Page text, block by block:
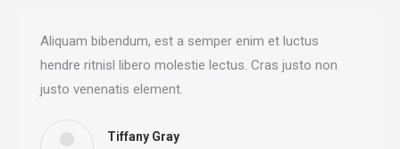
Aliquam bibendum, est a semper enim et luctus
hendre ritnisl libero molestie lectus. Cras justo non
justo venenatis element.
Tiffany Gray